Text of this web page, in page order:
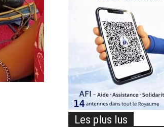
Les plus lus